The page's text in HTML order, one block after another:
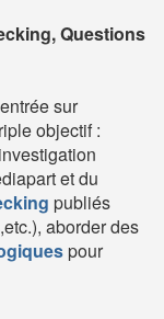
Questions
sur
objectif :
et du
publiés
aborder des
pour